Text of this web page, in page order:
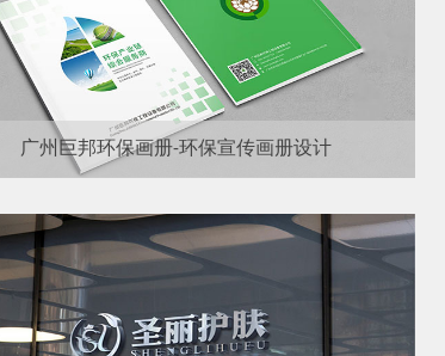
广州巨邦环保画册-环保宣传画册设计